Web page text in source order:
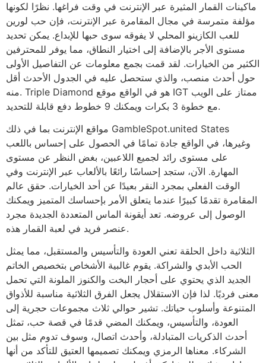
ماكينات القمار المثيرة عبر الإنترنت في وقت فراغها. نظرًا لكونها
مؤلفة متمرسة في مجال المقامرة عبر الإنترنت، فإن حب لورين
للعب الكازينو المحلي لا يفوقه سوى حبها للإبداع. يمكن تحديد
مستوى الأجر بالإضافة إلى اختيار النطاق، مما يوفر للمحترفين
الكثير من الخيارات. لقد قمت بجمع معلومات عن التفاصيل الأولى
حول أحدث منصب، والذي ستحصل عليه في الجدول الأحدث أقل
منه. Triple Diamond هو في الواقع موقع IGT ممتاز على الويب
مع خطوة 3 بكرات ويمكنك 9 خطوط دفع قابلة للتحديد.
مواقع الإنترنت بما في ذلك GambleSpot.united States
وغيرها، في الواقع جادة تمامًا في الحصول على إحساس باللعب
على مستوى رائد لجميع اللاعبين، بغض النظر عن مستوى
المهارة. الآن، ستجد إحساسًا رائعًا بالألعاب عبر الإنترنت وفي
الوقت الفعلي بمجرد النقر بعيدًا عن أحد الخيارات. حقق عالم
المقامرة تقدمًا كبيرًا عندما يتعلق الأمر بإحساسك المتميز ويمكنك
الوصول إلى عروضه. تعد أيقونة الماس المتعددة الجديدة مجرد
عنصر فريد في لعبة القمار هذه.
الثلاثية داخل الحلقة تعني العودة والتأسيس والمستقبل، مما يمثل
الحب الأبدي والشراكة. يقوم غالبية الأشخاص بتخصيص الخاتم
الجديد الذي يحتوي على أحجار البخت والكنوز الملونة التي تحمل
معنى فرديًا. لذا فإن الاستقلال يجعل الفرق الثلاثية مناسبة للأذواق
المتنوعة وأسلوب حياتك. تشير حوالي ثلاث مجموعات حجرية إلى
العودة، والتأسيس، ويمكنك المضي قدمًا في قصة حب، تمثل
أحدث الذكريات المتبادلة، وأحدث اتصال، وسوف تدوم مثل بين
الشركاء. معناها الرمزي ويمكنك تصميمها العتيق للتأكد من أنها